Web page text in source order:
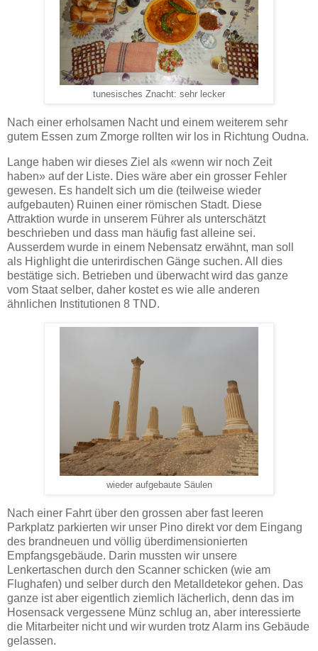
tunesisches Znacht: sehr lecker
Nach einer erholsamen Nacht und einem weiterem sehr
gutem Essen zum Zmorge rollten wir los in Richtung Oudna.
Lange haben wir dieses Ziel als «wenn wir noch Zeit
haben» auf der Liste. Dies wäre aber ein grosser Fehler
gewesen. Es handelt sich um die (teilweise wieder
aufgebauten) Ruinen einer römischen Stadt. Diese
Attraktion wurde in unserem Führer als unterschätzt
beschrieben und dass man häufig fast alleine sei.
Ausserdem wurde in einem Nebensatz erwähnt, man soll
als Highlight die unterirdischen Gänge suchen. All dies
bestätige sich. Betrieben und überwacht wird das ganze
vom Staat selber, daher kostet es wie alle anderen
ähnlichen Institutionen 8 TND.
wieder aufgebaute Säulen
Nach einer Fahrt über den grossen aber fast leeren
Parkplatz parkierten wir unser Pino direkt vor dem Eingang
des brandneuen und völlig überdimensionierten
Empfangsgebäude. Darin mussten wir unsere
Lenkertaschen durch den Scanner schicken (wie am
Flughafen) und selber durch den Metalldetekor gehen. Das
ganze ist aber eigentlich ziemlich lächerlich, denn das im
Hosensack vergessene Münz schlug an, aber interessierte
die Mitarbeiter nicht und wir wurden trotz Alarm ins Gebäude
gelassen.